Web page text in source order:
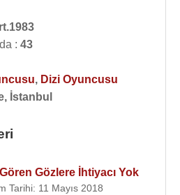
: 43
, Dizi Oyuncusu
İstanbul
Gözlere İhtiyacı Yok
Tarihi: 11 Mayıs 2018